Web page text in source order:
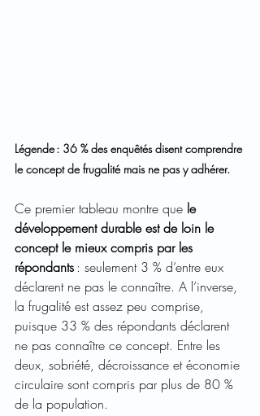
Légende : 36 % des enquêtés disent comprendre
le concept de frugalité mais ne pas y adhérer.
Ce premier tableau montre que le
développement durable est de loin le
concept le mieux compris par les
répondants : seulement 3 % d’entre eux
déclarent ne pas le connaître. A l’inverse,
la frugalité est assez peu comprise,
puisque 33 % des répondants déclarent
ne pas connaître ce concept. Entre les
deux, sobriété, décroissance et économie
circulaire sont compris par plus de 80 %
de la population.